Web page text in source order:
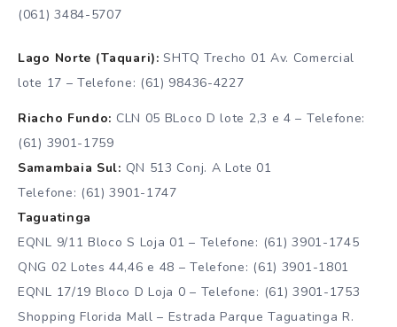
(061) 3484-5707
Lago Norte (Taquari):SHTQ Trecho 01 Av. Comercial
lote 17 – Telefone: (61) 98436-4227
Riacho Fundo: CLN 05 BLoco D lote 2,3 e 4 – Telefone:
(61) 3901-1759
Samambaia Sul: QN 513 Conj. A Lote 01
Telefone: (61) 3901-1747
Taguatinga
EQNL 9/11 Bloco S Loja 01 – Telefone: (61) 3901-1745
QNG 02 Lotes 44,46 e 48 – Telefone: (61) 3901-1801
EQNL 17/19 Bloco D Loja 0 – Telefone: (61) 3901-1753
Shopping Florida Mall – Estrada Parque Taguatinga R.